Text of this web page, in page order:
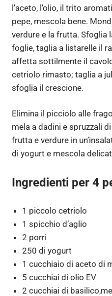
l’aceto, l’olio, il trito
pepe, mescola bene.
verdure e la frutta. Sfoglia
foglie, taglia a listarelle il
affetta sottilmente il
cetriolo rimasto; taglia a
sfoglia il crescione.
Elimina il picciolo alle
mela a dadini e spruzzali
frutta e verdure in
di yogurt e mescola
Ingredienti per 4
1 piccolo cetriolo
1 spicchio d’aglio
2 porri
250 di yogurt
1 cucchiaio di aceto di
5 cucchiai di olio EV
2 cucchiai di